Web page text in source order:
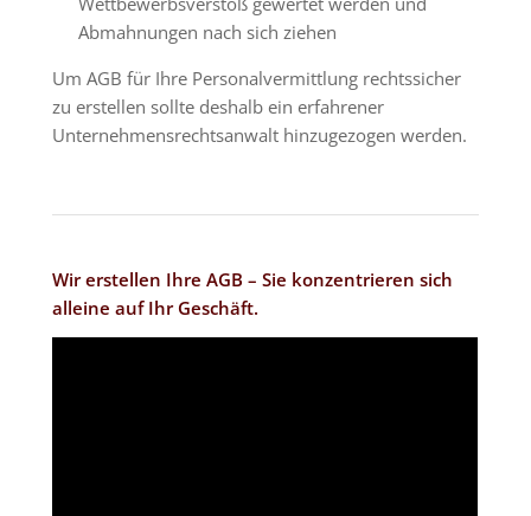
Abmahnungen nach sich ziehen
Um AGB für Ihre Personalvermittlung rechtssicher
zu erstellen sollte deshalb ein erfahrener
Unternehmensrechtsanwalt hinzugezogen werden.
Wir erstellen Ihre AGB – Sie konzentrieren sich
alleine auf Ihr Geschäft.